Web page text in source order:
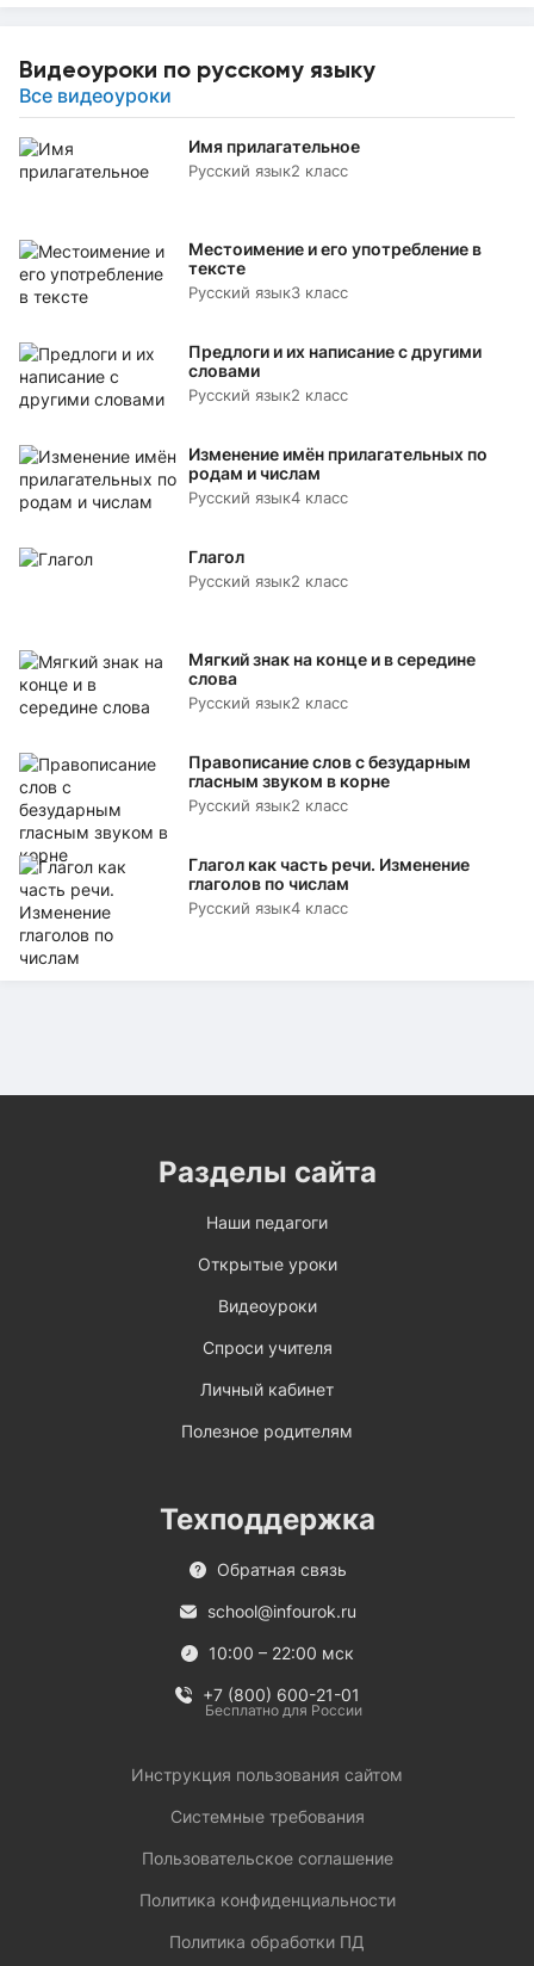
Видеоуроки по русскому языку
Все видеоуроки
Имя прилагательное
Русский язык2 класс
Местоимение и его употребление в
тексте
Русский язык3 класс
Предлоги и их написание с другими
словами
Русский язык2 класс
Изменение имён прилагательных по
родам и числам
Русский язык4 класс
Глагол
Русский язык2 класс
Мягкий знак на конце и в середине
слова
Русский язык2 класс
Правописание слов с безударным
гласным звуком в корне
Русский язык2 класс
Глагол как часть речи. Изменение
глаголов по числам
Русский язык4 класс
Разделы сайта
Наши педагоги
Открытые уроки
Видеоуроки
Спроси учителя
Личный кабинет
Полезное родителям
Техподдержка
Обратная связь
school@infourok.ru
10:00 – 22:00 мск
+7 (800) 600-21-01
Бесплатно для России
Инструкция пользования сайтом
Системные требования
Пользовательское соглашение
Политика конфиденциальности
Политика обработки ПД